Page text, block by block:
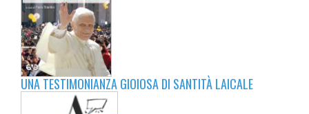
UNA TESTIMONIANZA GIOIOSA DI SANTITÀ LAICALE